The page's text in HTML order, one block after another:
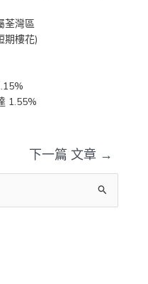
荃灣區
期樓花)
1.55%
下一篇 文章 →